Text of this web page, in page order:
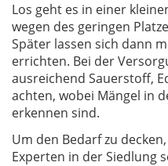
Los geht es in einer
wegen des geringen
Später lassen sich dann
errichten. Bei der
ausreichend Sauerstoff,
achten, wobei Mängel in
erkennen sind.
Um den Bedarf zu
Experten in der Siedlung